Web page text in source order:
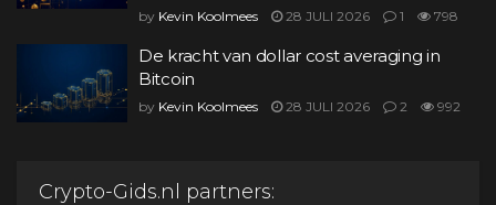
by Kevin Koolmees 28 JULI 2026 1 798
De kracht van dollar cost averaging in
Bitcoin
by Kevin Koolmees 28 JULI 2026 2 992
Crypto-Gids.nl partners: